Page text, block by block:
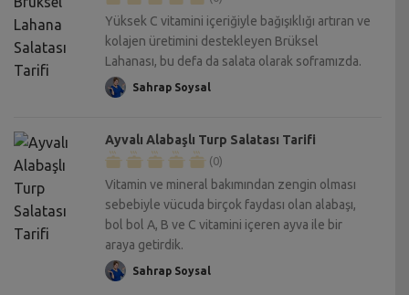
Yüksek C vitamini içeriğiyle bağışıklığı artıran ve
kolajen üretimini destekleyen Brüksel
Lahanası, bu defa da salata olarak soframızda.
Sahrap Soysal
Ayvalı Alabaşlı Turp Salatası Tarifi
(0)
Vitamin ve mineral bakımından zengin olması
sebebiyle vücuda birçok faydası olan alabaşı,
bol bol A, B ve C vitamini içeren ayva ile bir
araya getirdik.
Sahrap Soysal